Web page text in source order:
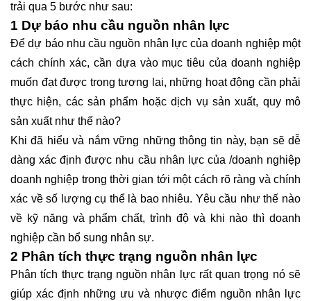
trải qua 5 bước như sau:
1 Dự báo nhu cầu nguồn nhân lực
Để dự báo nhu cầu nguồn nhân lực của doanh nghiệp một
cách chính xác, cần dựa vào mục tiêu của doanh nghiệp
muốn đạt được trong tương lai, những hoạt động cần phải
thực hiện, các sản phẩm hoặc dịch vụ sản xuất, quy mô
sản xuất như thế nào?
Khi đã hiểu và nắm vững những thông tin này, bạn sẽ dễ
dàng xác định được nhu cầu nhân lực của /doanh nghiệp
doanh nghiệp trong thời gian tới một cách rõ ràng và chính
xác về số lượng cụ thể là bao nhiêu. Yêu cầu như thế nào
về kỹ năng và phẩm chất, trình độ và khi nào thì doanh
nghiệp cần bổ sung nhân sự.
2 Phân tích thực trạng nguồn nhân lực
Phân tích thực trạng nguồn nhân lực rất quan trọng nó sẽ
giúp xác định những ưu và nhược điểm nguồn nhân lực